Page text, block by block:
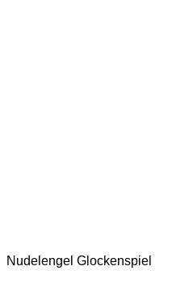
Nudelengel Glockenspiel